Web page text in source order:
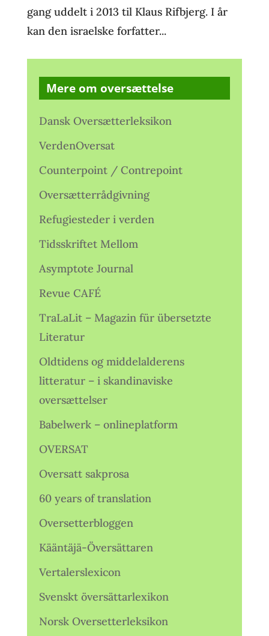
gang uddelt i 2013 til Klaus Rifbjerg. I år
kan den israelske forfatter...
Mere om oversættelse
Dansk Oversætterleksikon
VerdenOversat
Counterpoint / Contrepoint
Oversætterrådgivning
Refugiesteder i verden
Tidsskriftet Mellom
Asymptote Journal
Revue CAFÉ
TraLaLit – Magazin für übersetzte
Literatur
Oldtidens og middelalderens
litteratur – i skandinaviske
oversættelser
Babelwerk – onlineplatform
OVERSAT
Oversatt sakprosa
60 years of translation
Oversetterbloggen
Kääntäjä-Översättaren
Vertalerslexicon
Svenskt översättarlexikon
Norsk Oversetterleksikon